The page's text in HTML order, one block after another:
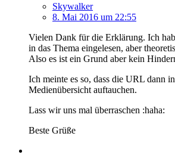
Skywalker
8. Mai 2016 um 22:55
Vielen Dank für die Erklärung. Ich
in das Thema eingelesen, aber
Also es ist ein Grund aber kein
Ich meinte es so, dass die URL dann
Medienübersicht auftauchen.
Lass wir uns mal überraschen :haha:
Beste Grüße